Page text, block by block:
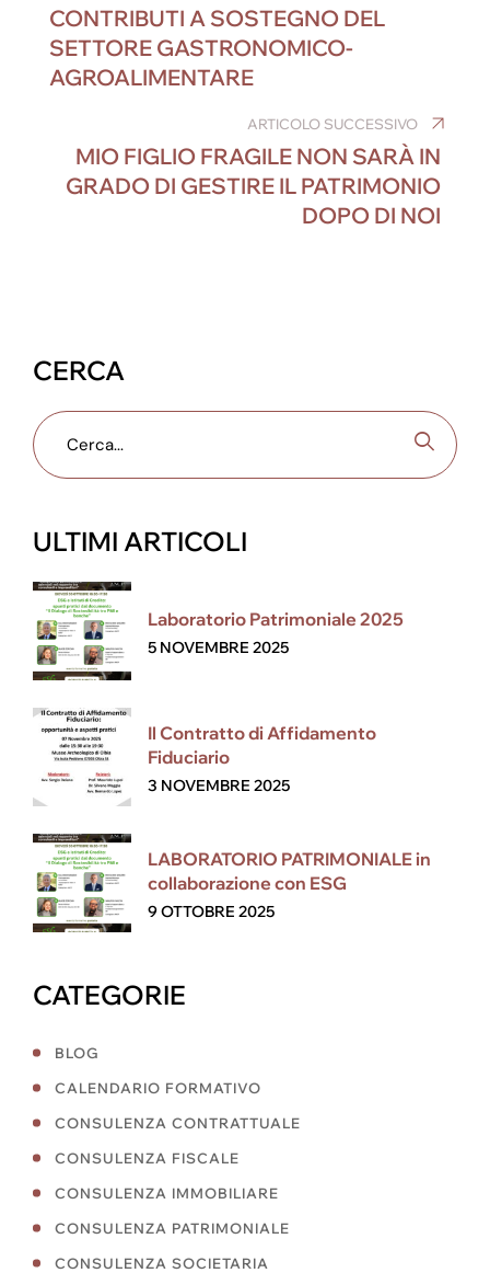
b
o
k
dI
n
n
g
er
st a A
p
articoli
CONTRIBUTI A SOSTEGNO DEL
SETTORE GASTRONOMICO-
AGROALIMENTARE
ARTICOLO SUCCESSIVO
MIO FIGLIO FRAGILE NON SARÀ IN
GRADO DI GESTIRE IL PATRIMONIO
DOPO DI NOI
CERCA
ULTIMI ARTICOLI
Laboratorio Patrimoniale 2025
5 NOVEMBRE 2025
Il Contratto di Affidamento
Fiduciario
3 NOVEMBRE 2025
LABORATORIO PATRIMONIALE in
collaborazione con ESG
9 OTTOBRE 2025
CATEGORIE
BLOG
CALENDARIO FORMATIVO
CONSULENZA CONTRATTUALE
CONSULENZA FISCALE
CONSULENZA IMMOBILIARE
CONSULENZA PATRIMONIALE
CONSULENZA SOCIETARIA